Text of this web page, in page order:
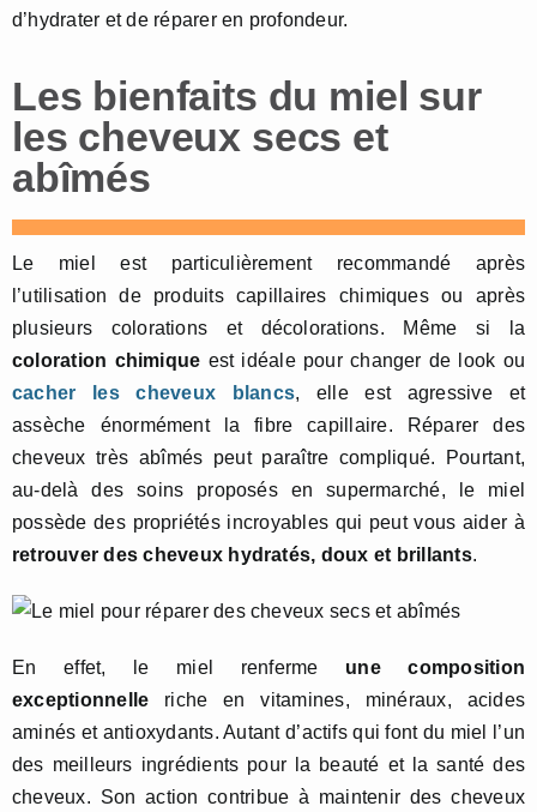
d’hydrater et de réparer en profondeur.
Les bienfaits du miel sur
les cheveux secs et
abîmés
Le miel est particulièrement recommandé après
l’utilisation de produits capillaires chimiques ou après
plusieurs colorations et décolorations. Même si la
coloration chimique est idéale pour changer de look ou
cacher les cheveux blancs, elle est agressive et
assèche énormément la fibre capillaire. Réparer des
cheveux très abîmés peut paraître compliqué. Pourtant,
au-delà des soins proposés en supermarché, le miel
possède des propriétés incroyables qui peut vous aider à
retrouver des cheveux hydratés, doux et brillants.
En effet, le miel renferme une composition
exceptionnelle riche en vitamines, minéraux, acides
aminés et antioxydants. Autant d’actifs qui font du miel l’un
des meilleurs ingrédients pour la beauté et la santé des
cheveux. Son action contribue à maintenir des cheveux